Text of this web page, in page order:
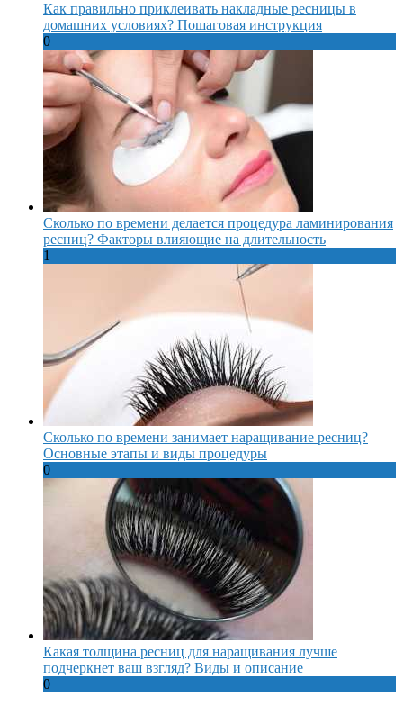
Как правильно приклеивать накладные ресницы в
домашних условиях? Пошаговая инструкция
0
Сколько по времени делается процедура ламинирования
ресниц? Факторы влияющие на длительность
1
Сколько по времени занимает наращивание ресниц?
Основные этапы и виды процедуры
0
Какая толщина ресниц для наращивания лучше
подчеркнет ваш взгляд? Виды и описание
0